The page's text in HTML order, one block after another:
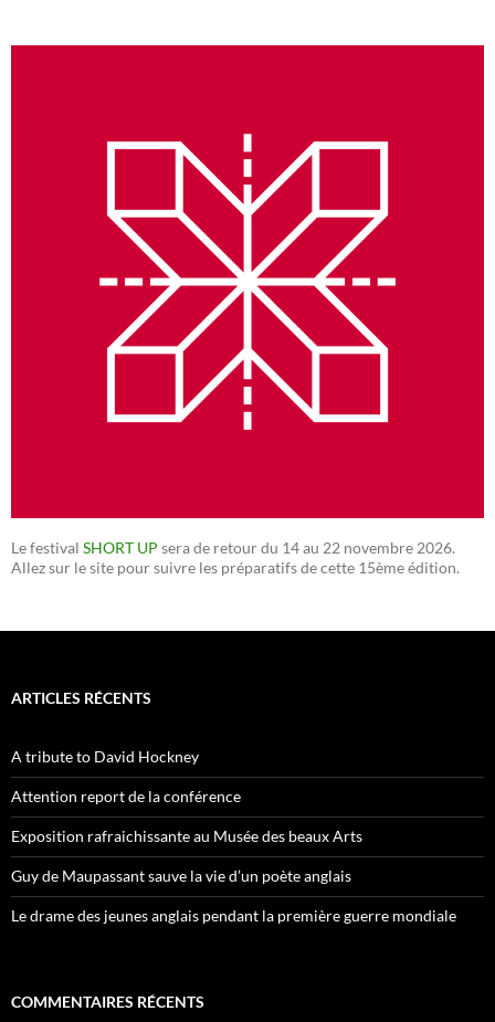
Le festival SHORT UP sera de retour du 14 au 22 novembre 2026.
Allez sur le site pour suivre les préparatifs de cette 15ème édition.
ARTICLES RÉCENTS
A tribute to David Hockney
Attention report de la conférence
Exposition rafraichissante au Musée des beaux Arts
Guy de Maupassant sauve la vie d’un poète anglais
Le drame des jeunes anglais pendant la première guerre mondiale
COMMENTAIRES RÉCENTS